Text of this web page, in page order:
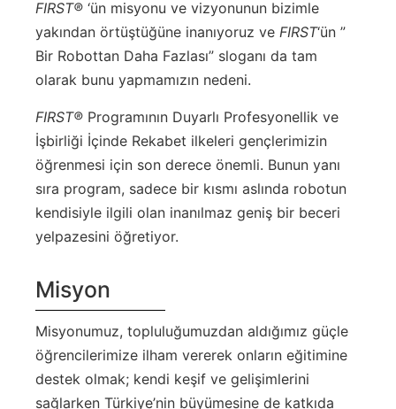
FIRST® ‘ün misyonu ve vizyonunun bizimle
yakından örtüştüğüne inanıyoruz ve FIRST‘ün ”
Bir Robottan Daha Fazlası” sloganı da tam
olarak bunu yapmamızın nedeni.
FIRST® Programının Duyarlı Profesyonellik ve
İşbirliği İçinde Rekabet ilkeleri gençlerimizin
öğrenmesi için son derece önemli. Bunun yanı
sıra program, sadece bir kısmı aslında robotun
kendisiyle ilgili olan inanılmaz geniş bir beceri
yelpazesini öğretiyor.
Misyon
Misyonumuz, topluluğumuzdan aldığımız güçle
öğrencilerimize ilham vererek onların eğitimine
destek olmak; kendi keşif ve gelişimlerini
sağlarken Türkiye’nin büyümesine de katkıda